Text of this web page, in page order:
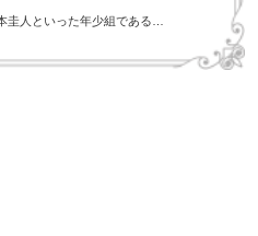
圭人といった年少組である…